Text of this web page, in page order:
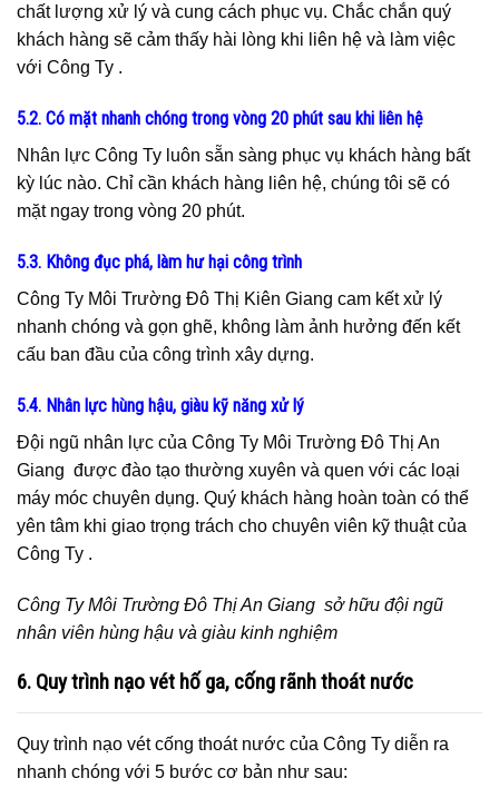
chất lượng xử lý và cung cách phục vụ. Chắc chắn quý
khách hàng sẽ cảm thấy hài lòng khi liên hệ và làm việc
với Công Ty .
5.2. Có mặt nhanh chóng trong vòng 20 phút sau khi liên hệ
Nhân lực Công Ty luôn sẵn sàng phục vụ khách hàng bất
kỳ lúc nào. Chỉ cần khách hàng liên hệ, chúng tôi sẽ có
mặt ngay trong vòng 20 phút.
5.3. Không đục phá, làm hư hại công trình
Công Ty Môi Trường Đô Thị Kiên Giang cam kết xử lý
nhanh chóng và gọn ghẽ, không làm ảnh hưởng đến kết
cấu ban đầu của công trình xây dựng.
5.4. Nhân lực hùng hậu, giàu kỹ năng xử lý
Đội ngũ nhân lực của Công Ty Môi Trường Đô Thị An
Giang được đào tạo thường xuyên và quen với các loại
máy móc chuyên dụng. Quý khách hàng hoàn toàn có thể
yên tâm khi giao trọng trách cho chuyên viên kỹ thuật của
Công Ty .
Công Ty Môi Trường Đô Thị An Giang sở hữu đội ngũ
nhân viên hùng hậu và giàu kinh nghiệm
6. Quy trình nạo vét hố ga, cống rãnh thoát nước
Quy trình nạo vét cống thoát nước của Công Ty diễn ra
nhanh chóng với 5 bước cơ bản như sau: